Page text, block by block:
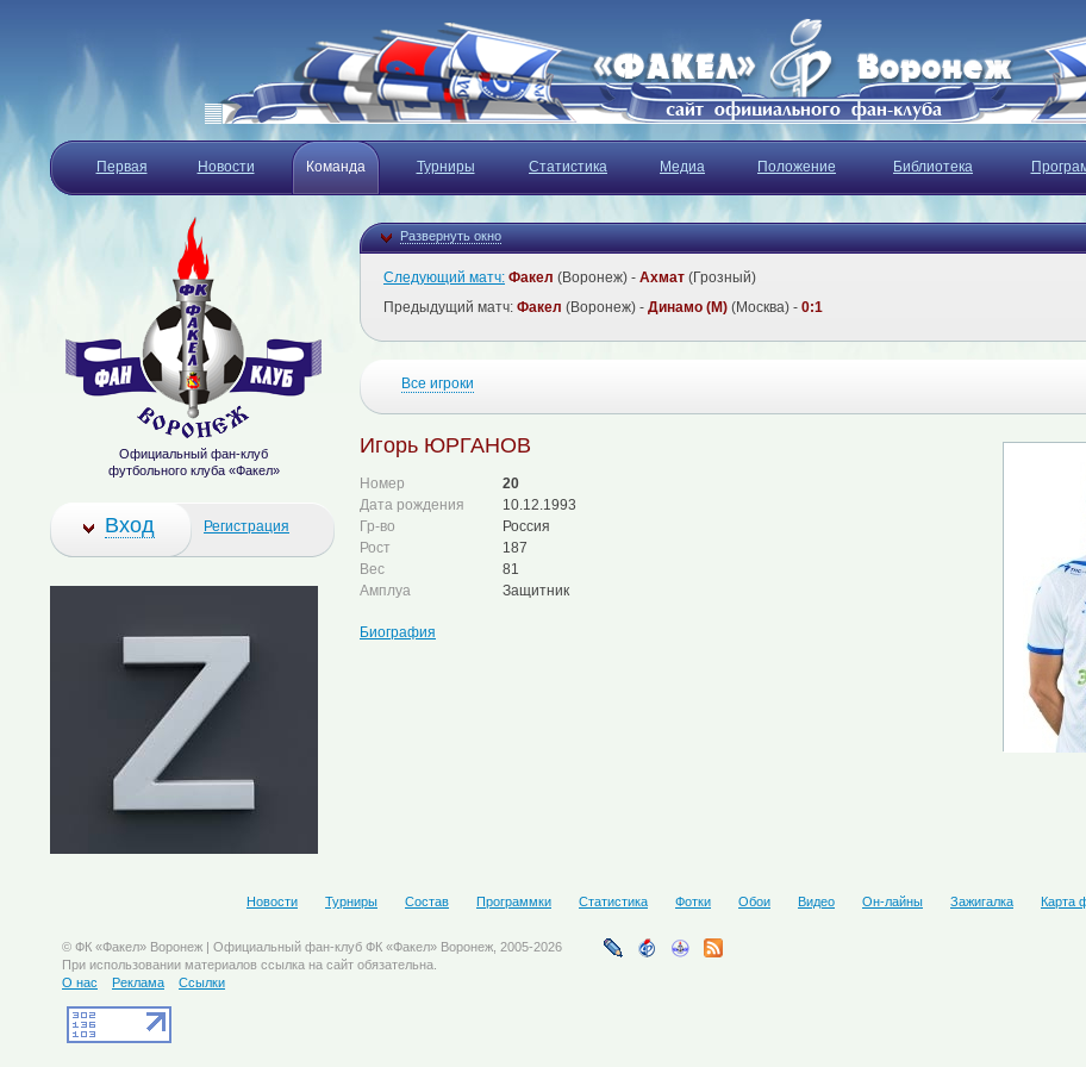
Первая Новости Команда Турниры Статистика Медиа Положение Библиотека
Развернуть окно
Следующий матч: Факел (Воронеж) - Ахмат (Грозный)
Предыдущий матч: Факел (Воронеж) - Динамо (М) (Москва) - 0:1
Все игроки
Игорь ЮРГАНОВ
Номер
20
Дата рождения
10.12.1993
Гр-во
Россия
Рост
187
Вес
81
Амплуа
Защитник
Биография
Официальный фан-клуб
футбольного клуба «Факел»
Вход Регистрация
Новости Турниры Состав Программки Статистика Фотки Обои Видео Он-лайны Зажигалка Карта
© ФК «Факел» Воронеж | Официальный фан-клуб ФК «Факел» Воронеж, 2005-2026
При использовании материалов ссылка на сайт обязательна.
О нас
Реклама Ссылки